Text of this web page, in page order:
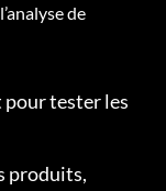
de
tester les
produits,